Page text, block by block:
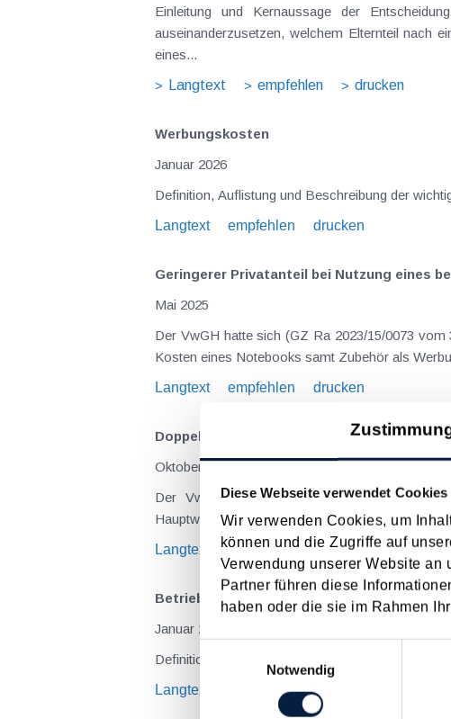
Diese Webseite verwendet Cookies
Wir verwenden Cookies, um
können und die Zugriffe auf
Verwendung unserer Website an
Partner führen diese
haben oder die sie im Rahmen
Notwendig
Einleitung und Kernaussage der Entscheidung Das Bundesfinanzgericht (GZ RV/7103366/2025 vom 10.02.2026) hatte sich mit der
auseinanderzusetzen, welchem Elternteil nach
eines...
Langtext
empfehlen drucken
Werbungskosten
Januar 2026
Definition, Auflistung und Beschreibung der
Langtext
empfehlen drucken
Geringerer Privatanteil bei Nutzung eines
Mai 2025
Der VwGH hatte sich (GZ Ra 2023/15/0073
Kosten eines Notebooks samt Zubehör als
Langtext
empfehlen drucken
Doppelte Haushaltsführung bei Verlegung
Oktober 2024
Der VwGH (GZ Ra 2023/15/0087 vom
Hauptwohnsitz in der Steiermark, wo sie in dem
Langtext
empfehlen drucken
Betriebsausgaben
Januar 2024
Definition, Auflistung und Beschreibung der
Langtext
empfehlen drucken